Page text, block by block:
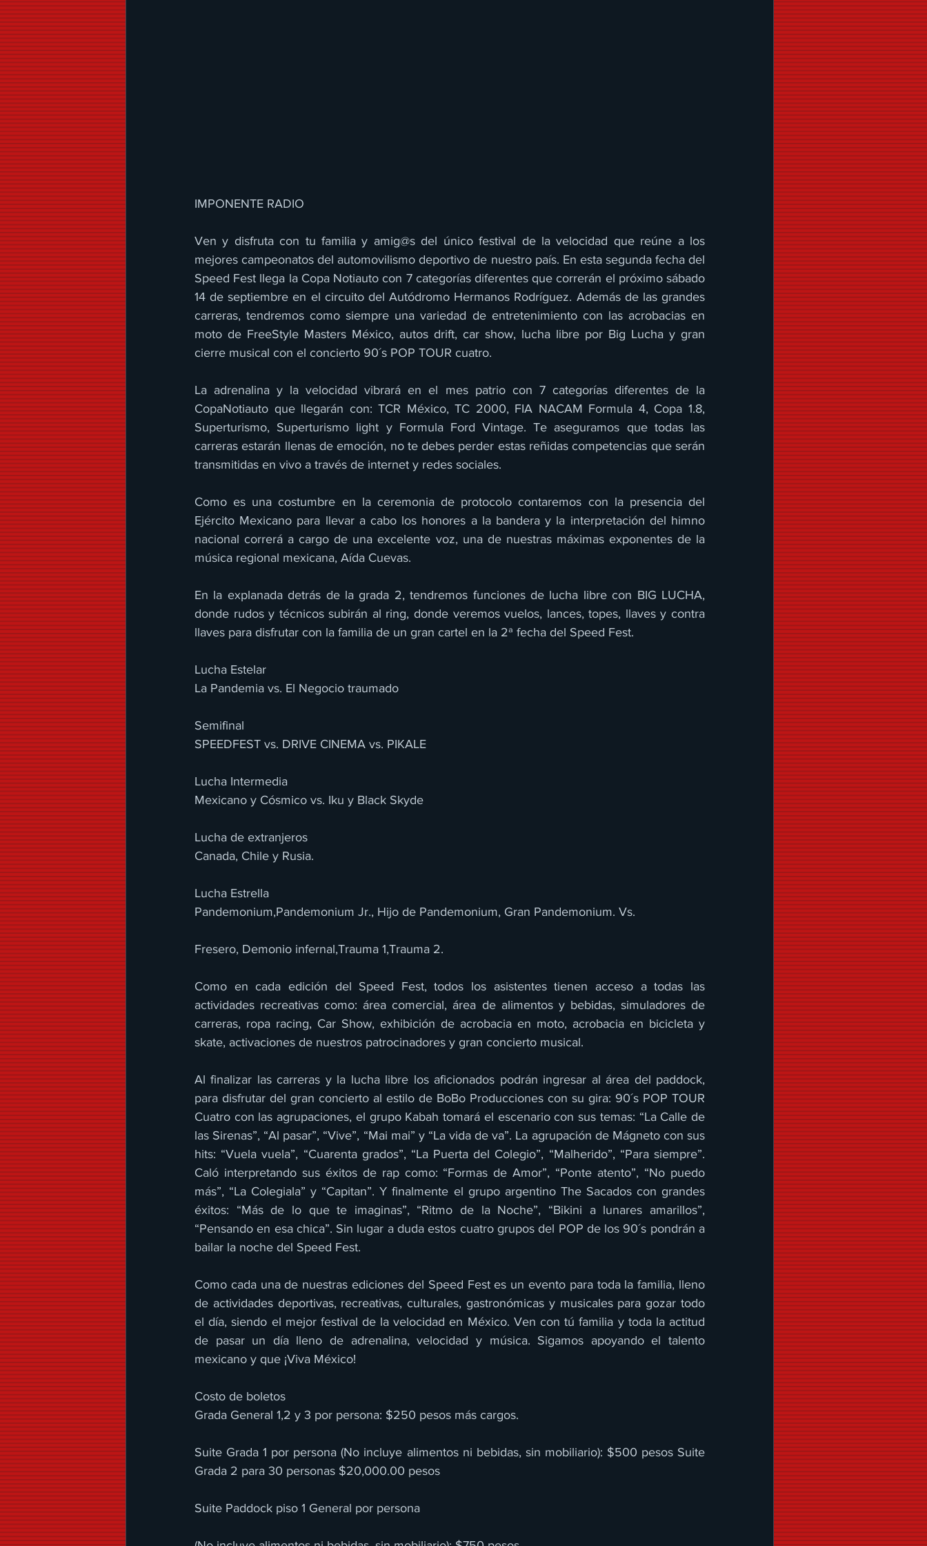
IMPONENTE RADIO
Ven y disfruta con tu familia y amig@s del único festival de la velocidad que reúne a los
mejores campeonatos del automovilismo deportivo de nuestro país. En esta segunda fecha del
Speed Fest llega la Copa Notiauto con 7 categorías diferentes que correrán el próximo sábado
14 de septiembre en el circuito del Autódromo Hermanos Rodríguez. Además de las grandes
carreras, tendremos como siempre una variedad de entretenimiento con las acrobacias en
moto de FreeStyle Masters México, autos drift, car show, lucha libre por Big Lucha y gran
cierre musical con el concierto 90´s POP TOUR cuatro.
La adrenalina y la velocidad vibrará en el mes patrio con 7 categorías diferentes de la
CopaNotiauto que llegarán con: TCR México, TC 2000, FIA NACAM Formula 4, Copa 1.8,
Superturismo, Superturismo light y Formula Ford Vintage. Te aseguramos que todas las
carreras estarán llenas de emoción, no te debes perder estas reñidas competencias que serán
transmitidas en vivo a través de internet y redes sociales.
Como es una costumbre en la ceremonia de protocolo contaremos con la presencia del
Ejército Mexicano para llevar a cabo los honores a la bandera y la interpretación del himno
nacional correrá a cargo de una excelente voz, una de nuestras máximas exponentes de la
música regional mexicana, Aída Cuevas.
En la explanada detrás de la grada 2, tendremos funciones de lucha libre con BIG LUCHA,
donde rudos y técnicos subirán al ring, donde veremos vuelos, lances, topes, llaves y contra
llaves para disfrutar con la familia de un gran cartel en la 2ª fecha del Speed Fest.
Lucha Estelar
La Pandemia vs. El Negocio traumado
Semifinal
SPEEDFEST vs. DRIVE CINEMA vs. PIKALE
Lucha Intermedia
Mexicano y Cósmico vs. Iku y Black Skyde
Lucha de extranjeros
Canada, Chile y Rusia.
Lucha Estrella
Pandemonium,Pandemonium Jr., Hijo de Pandemonium, Gran Pandemonium. Vs.
Fresero, Demonio infernal,Trauma 1,Trauma 2.
Como en cada edición del Speed Fest, todos los asistentes tienen acceso a todas las
actividades recreativas como: área comercial, área de alimentos y bebidas, simuladores de
carreras, ropa racing, Car Show, exhibición de acrobacia en moto, acrobacia en bicicleta y
skate, activaciones de nuestros patrocinadores y gran concierto musical.
Al finalizar las carreras y la lucha libre los aficionados podrán ingresar al área del paddock,
para disfrutar del gran concierto al estilo de BoBo Producciones con su gira: 90´s POP TOUR
Cuatro con las agrupaciones, el grupo Kabah tomará el escenario con sus temas: “La Calle de
las Sirenas”, “Al pasar”, “Vive”, “Mai mai” y “La vida de va”. La agrupación de Mágneto con sus
hits: “Vuela vuela”, “Cuarenta grados”, “La Puerta del Colegio”, “Malherido”, “Para siempre”.
Caló interpretando sus éxitos de rap como: “Formas de Amor”, “Ponte atento”, “No puedo
más”, “La Colegiala” y “Capitan”. Y finalmente el grupo argentino The Sacados con grandes
éxitos: “Más de lo que te imaginas”, “Ritmo de la Noche”, “Bikini a lunares amarillos”,
“Pensando en esa chica”. Sin lugar a duda estos cuatro grupos del POP de los 90´s pondrán a
bailar la noche del Speed Fest.
Como cada una de nuestras ediciones del Speed Fest es un evento para toda la familia, lleno
de actividades deportivas, recreativas, culturales, gastronómicas y musicales para gozar todo
el día, siendo el mejor festival de la velocidad en México. Ven con tú familia y toda la actitud
de pasar un día lleno de adrenalina, velocidad y música. Sigamos apoyando el talento
mexicano y que ¡Viva México!
Costo de boletos
Grada General 1,2 y 3 por persona: $250 pesos más cargos.
Suite Grada 1 por persona (No incluye alimentos ni bebidas, sin mobiliario): $500 pesos Suite
Grada 2 para 30 personas $20,000.00 pesos
Suite Paddock piso 1 General por persona